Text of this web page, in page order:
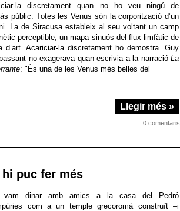
la discretament quan no ho veu ningú de
públic. Totes les Venus són la corporització d’un
La de Siracusa estableix al seu voltant un camp
perceptible, un mapa sinuós del flux limfàtic de
d’art. Acariciar-la discretament ho demostra. Guy
no exagerava quan escrivia a la narració La
: "És una de les Venus més belles del
Llegir més »
0 comentaris
puc fer més
vam dinar amb amics a la casa del Pedró
com a un temple grecoromà construït –i